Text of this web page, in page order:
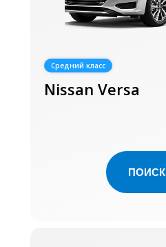
Средний класс
Nissan Versa
ПОИСК